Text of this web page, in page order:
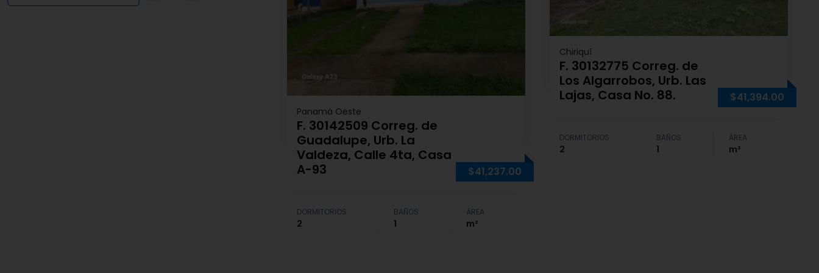
Panamá Oeste
F. 30142509 Correg. de
Guadalupe, Urb. La
Valdeza, Calle 4ta, Casa
A-93
$41,237.00
DORMITORIOS
2
BAÑOS
1
ÁREA
m²
Chiriquí
F. 30132775 Correg. de
Los Algarrobos, Urb. Las
Lajas, Casa No. 88.
$41,394.00
DORMITORIOS
2
BAÑOS
1
ÁREA
m²